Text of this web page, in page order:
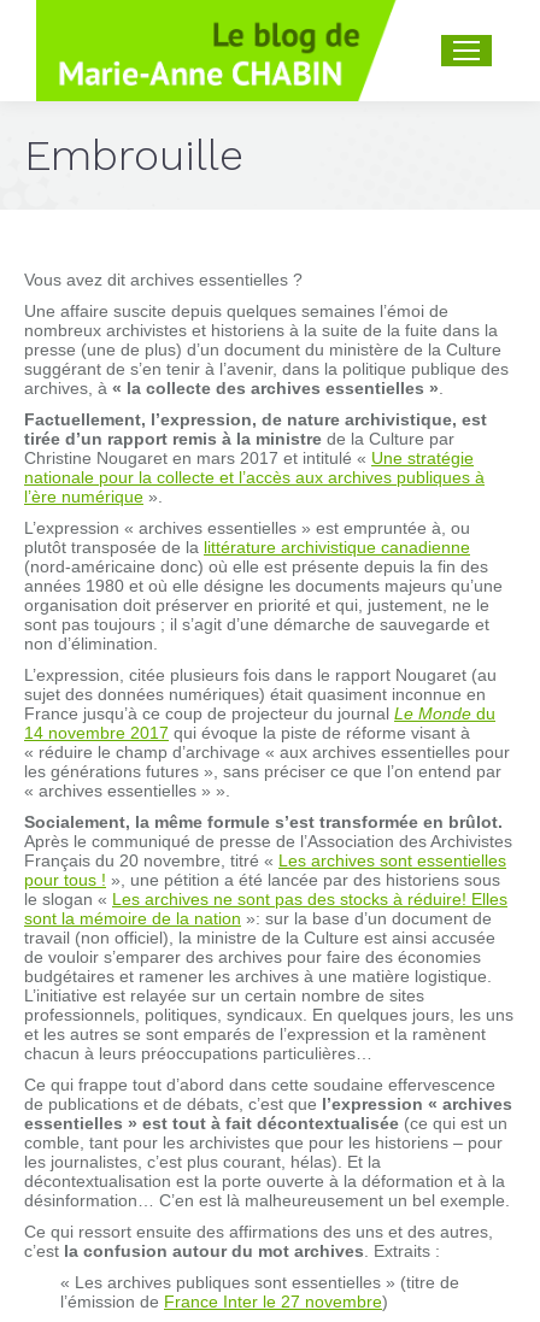
Recherche
Embrouille
Vous avez dit archives essentielles ?
Une affaire suscite depuis quelques semaines l’émoi de
nombreux archivistes et historiens à la suite de la fuite dans la
presse (une de plus) d’un document du ministère de la Culture
suggérant de s’en tenir à l’avenir, dans la politique publique des
archives, à « la collecte des archives essentielles »
Factuellement, l’expression, de nature archivistique, est
tirée d’un rapport remis à la ministre de la Culture par
Christine Nougaret en mars 2017 et intitulé « Une stratégie
nationale pour la collecte et l’accès aux archives publiques à
l’ère numérique ».
L’expression « archives essentielles » est empruntée à, ou
plutôt transposée de la littérature archivistique canadienne
(nord-américaine donc) où elle est présente depuis la fin des
années 1980 et où elle désigne les documents majeurs qu’une
organisation doit préserver en priorité et qui, justement, ne le
sont pas toujours ; il s’agit d’une démarche de sauvegarde et
non d’élimination.
L’expression, citée plusieurs fois dans le rapport Nougaret (au
sujet des données numériques) était quasiment inconnue en
France jusqu’à ce coup de projecteur du journal Le Monde du
14 novembre 2017 qui évoque la piste de réforme visant à
« réduire le champ d’archivage « aux archives essentielles pour
les générations futures », sans préciser ce que l’on entend par
« archives essentielles » ».
Socialement, la même formule s’est transformée en brûlot.
Après le communiqué de presse de l’Association des Archivistes
Français du 20 novembre, titré « Les archives sont essentielles
pour tous ! », une pétition a été lancée par des historiens sous
le slogan « Les archives ne sont pas des stocks à réduire! Elles
sont la mémoire de la nation »: sur la base d’un document de
travail (non officiel), la ministre de la Culture est ainsi accusée
de vouloir s’emparer des archives pour faire des économies
budgétaires et ramener les archives à une matière logistique.
L’initiative est relayée sur un certain nombre de sites
professionnels, politiques, syndicaux. En quelques jours, les uns
et les autres se sont emparés de l’expression et la ramènent
chacun à leurs préoccupations particulières…
Ce qui frappe tout d’abord dans cette soudaine effervescence
de publications et de débats, c’est que l’expression « archives
essentielles » est tout à fait décontextualisée (ce qui est un
comble, tant pour les archivistes que pour les historiens – pour
les journalistes, c’est plus courant, hélas). Et la
décontextualisation est la porte ouverte à la déformation et à la
désinformation… C’en est là malheureusement un bel exemple.
Ce qui ressort ensuite des affirmations des uns et des autres,
c’est la confusion autour du mot archives . Extraits :
« Les archives publiques sont essentielles » (titre de
l’émission de France Inter le 27 novembre)